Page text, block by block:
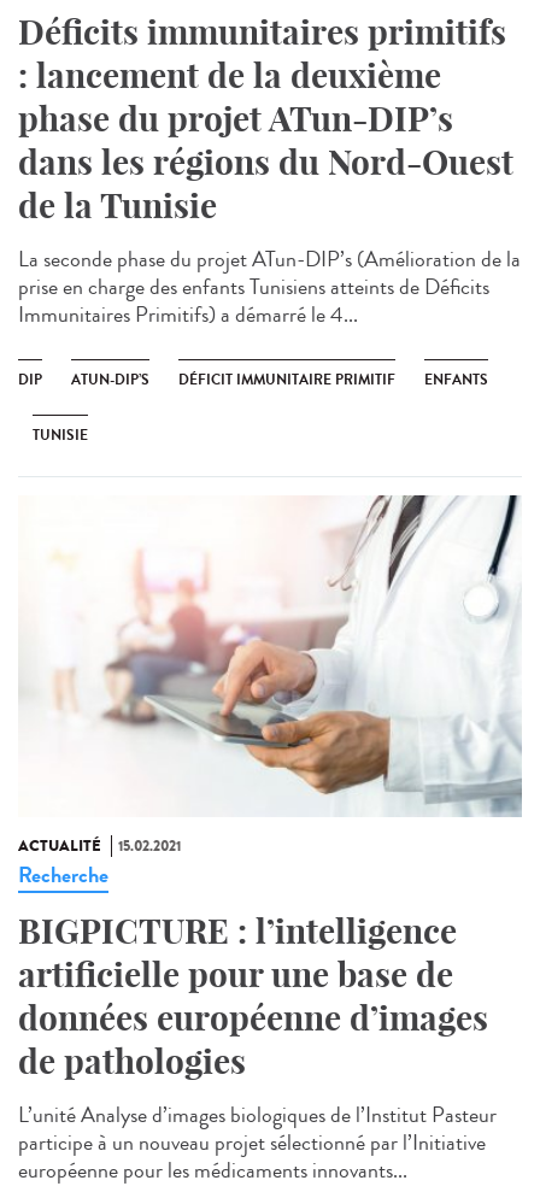
Déficits immunitaires primitifs
: lancement de la deuxième
phase du projet ATun-DIP’s
dans les régions du Nord-Ouest
de la Tunisie
La seconde phase du projet ATun-DIP’s (Amélioration de la
prise en charge des enfants Tunisiens atteints de Déficits
Immunitaires Primitifs) a démarré le 4...
DIP ATUN-DIP’S DÉFICIT IMMUNITAIRE PRIMITIF ENFANTS
TUNISIE
ACTUALITÉ 15.02.2021
Recherche
BIGPICTURE : l’intelligence
artificielle pour une base de
données européenne d’images
de pathologies
L’unité Analyse d’images biologiques de l’Institut Pasteur
participe à un nouveau projet sélectionné par l’Initiative
européenne pour les médicaments innovants...